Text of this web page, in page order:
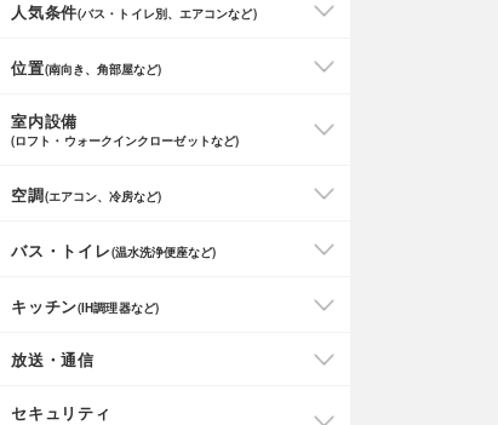
人気条件(バス・トイレ別、エアコンなど)
位置(南向き、角部屋など)
室内設備
(ロフト・ウォークインクローゼットなど)
空調(エアコン、冷房など)
バス・トイレ(温水洗浄便座など)
キッチン(IH調理器など)
放送・通信
セキュリティ